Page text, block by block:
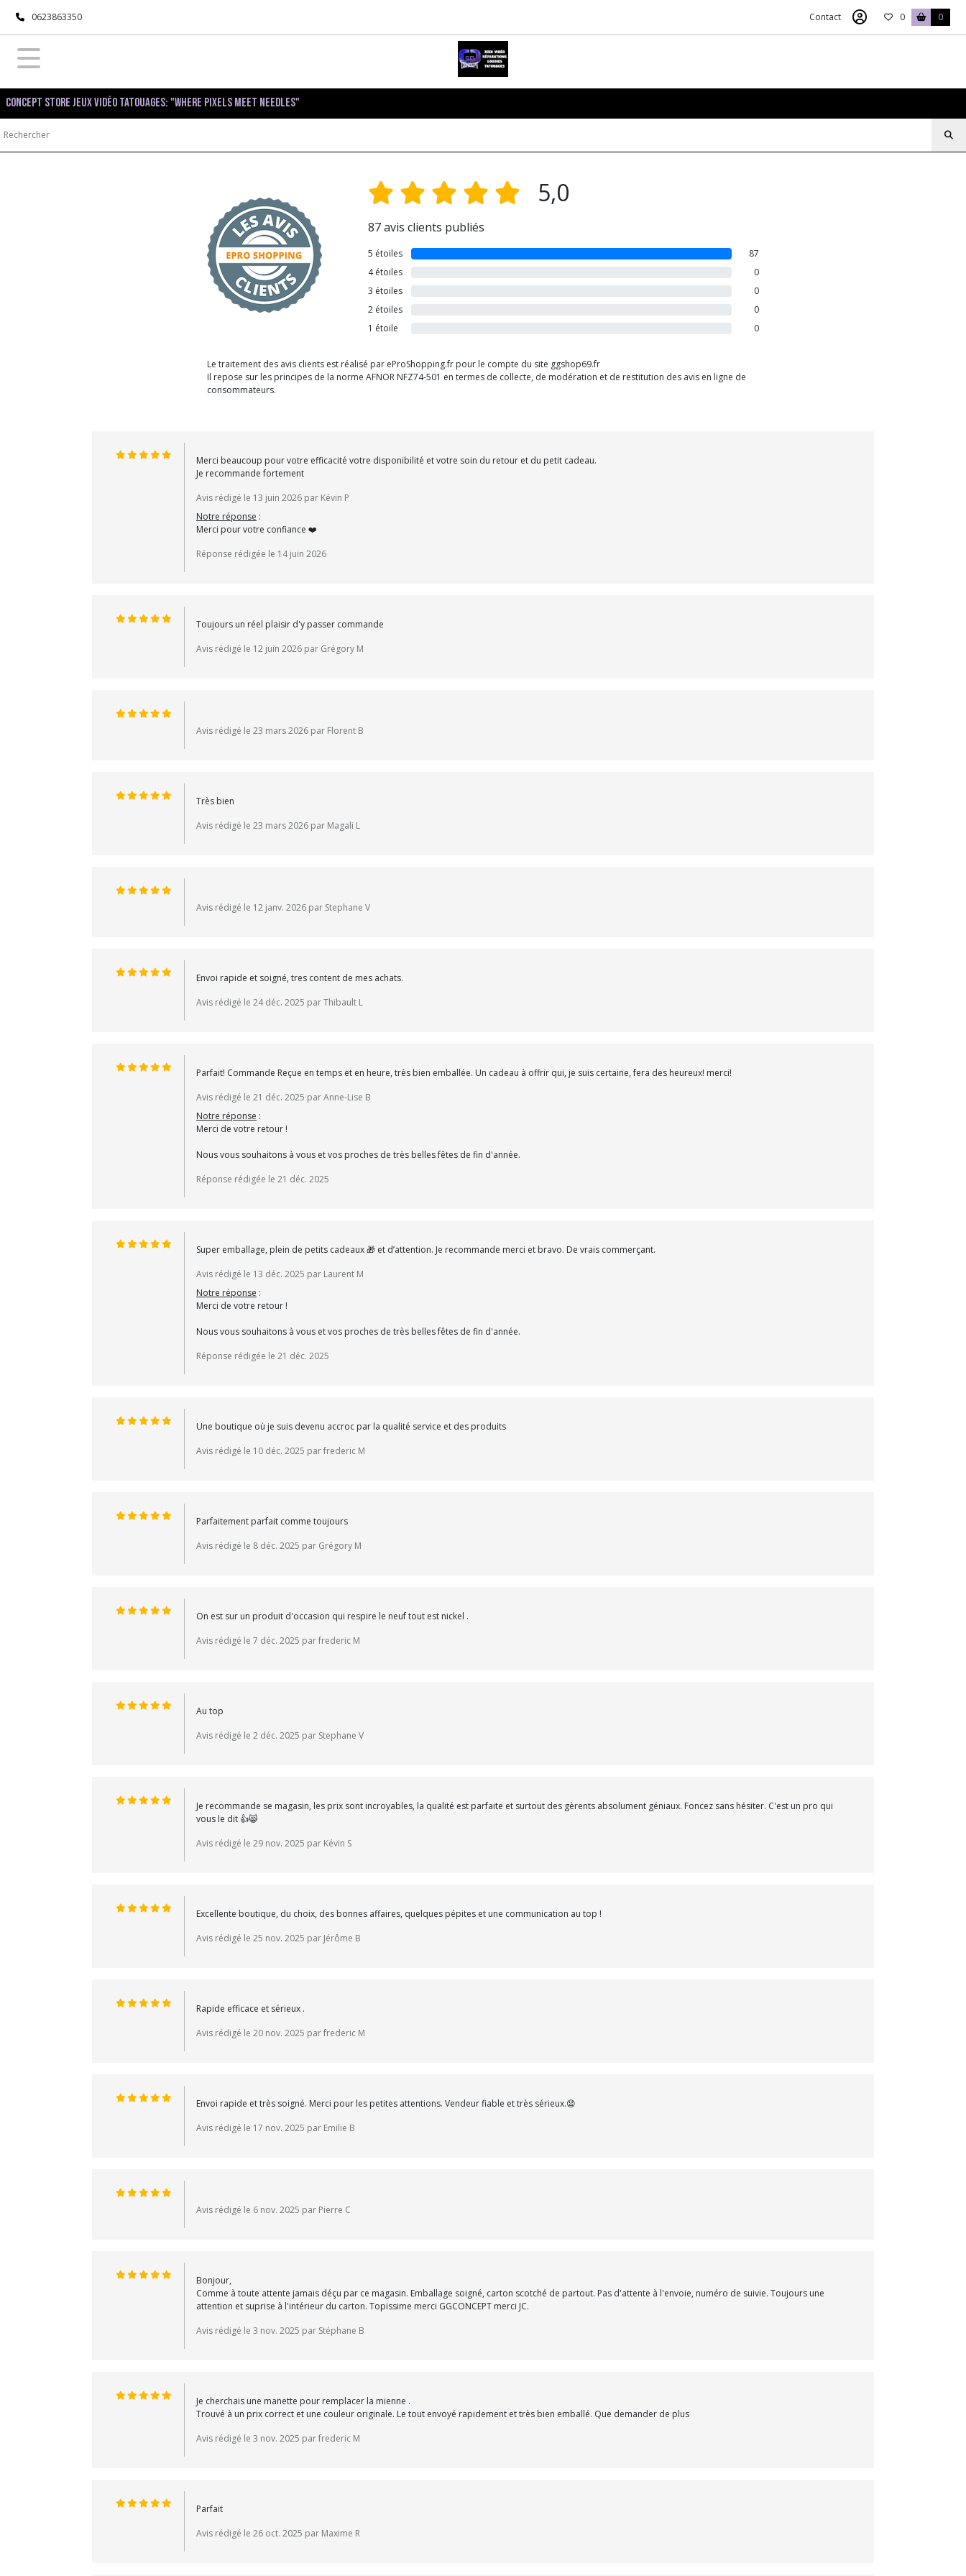
0623863350 Contact 0 0
Concept Store Jeux Vidéo Tatouages: "Where pixels meet needles"
5,0
87 avis clients publiés
5 étoiles
87
4 étoiles
0
3 étoiles
0
2 étoiles
0
1 étoile
0
Le traitement des avis clients est réalisé par eProShopping.fr pour le compte du site ggshop69.fr
Il repose sur les principes de la norme AFNOR NFZ74-501 en termes de collecte, de modération et de restitution des avis en ligne de
consommateurs.
Merci beaucoup pour votre efficacité votre disponibilité et votre soin du retour et du petit cadeau.
Je recommande fortement
Avis rédigé le 13 juin 2026 par Kévin P
Notre réponse :
Merci pour votre confiance ❤️
Réponse rédigée le 14 juin 2026
Toujours un réel plaisir d'y passer commande
Avis rédigé le 12 juin 2026 par Grégory M
Avis rédigé le 23 mars 2026 par Florent B
Très bien
Avis rédigé le 23 mars 2026 par Magali L
Avis rédigé le 12 janv. 2026 par Stephane V
Envoi rapide et soigné, tres content de mes achats.
Avis rédigé le 24 déc. 2025 par Thibault L
Parfait! Commande Reçue en temps et en heure, très bien emballée. Un cadeau à offrir qui, je suis certaine, fera des heureux! merci!
Avis rédigé le 21 déc. 2025 par Anne-Lise B
Notre réponse :
Merci de votre retour !
Nous vous souhaitons à vous et vos proches de très belles fêtes de fin d'année.
Réponse rédigée le 21 déc. 2025
Super emballage, plein de petits cadeaux 🎁 et d’attention. Je recommande merci et bravo. De vrais commerçant.
Avis rédigé le 13 déc. 2025 par Laurent M
Notre réponse :
Merci de votre retour !
Nous vous souhaitons à vous et vos proches de très belles fêtes de fin d'année.
Réponse rédigée le 21 déc. 2025
Une boutique où je suis devenu accroc par la qualité service et des produits
Avis rédigé le 10 déc. 2025 par frederic M
Parfaitement parfait comme toujours
Avis rédigé le 8 déc. 2025 par Grégory M
On est sur un produit d'occasion qui respire le neuf tout est nickel .
Avis rédigé le 7 déc. 2025 par frederic M
Au top
Avis rédigé le 2 déc. 2025 par Stephane V
Je recommande se magasin, les prix sont incroyables, la qualité est parfaite et surtout des gèrents absolument géniaux. Foncez sans hésiter. C'est un pro qui
vous le dit 👍😸
Avis rédigé le 29 nov. 2025 par Kévin S
Excellente boutique, du choix, des bonnes affaires, quelques pépites et une communication au top !
Avis rédigé le 25 nov. 2025 par Jérôme B
Rapide efficace et sérieux .
Avis rédigé le 20 nov. 2025 par frederic M
Envoi rapide et très soigné. Merci pour les petites attentions. Vendeur fiable et très sérieux.😧
Avis rédigé le 17 nov. 2025 par Emilie B
Avis rédigé le 6 nov. 2025 par Pierre C
Bonjour,
Comme à toute attente jamais déçu par ce magasin. Emballage soigné, carton scotché de partout. Pas d'attente à l'envoie, numéro de suivie. Toujours une
attention et suprise à l'intérieur du carton. Topissime merci GGCONCEPT merci JC.
Avis rédigé le 3 nov. 2025 par Stéphane B
Je cherchais une manette pour remplacer la mienne .
Trouvé à un prix correct et une couleur originale. Le tout envoyé rapidement et très bien emballé. Que demander de plus
Avis rédigé le 3 nov. 2025 par frederic M
Parfait
Avis rédigé le 26 oct. 2025 par Maxime R